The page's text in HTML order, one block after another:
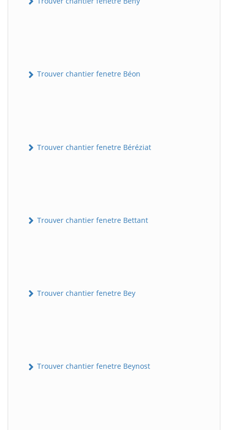
Trouver chantier fenetre Béon
Trouver chantier fenetre Béréziat
Trouver chantier fenetre Bettant
Trouver chantier fenetre Bey
Trouver chantier fenetre Beynost